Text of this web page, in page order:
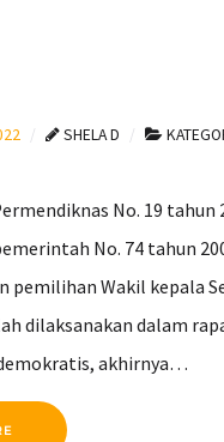
SHELA D
No. 19
No. 74 tahun
pemilihan Wakil kepala
dilaksanakan dalam
akhirnya…